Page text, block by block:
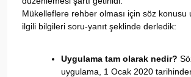
Mükelleflere rehber olması için söz konusu
ilgili bilgileri soru-yanıt şeklinde derledik:
Uygulama tam olarak nedir?
uygulama, 1 Ocak 2020